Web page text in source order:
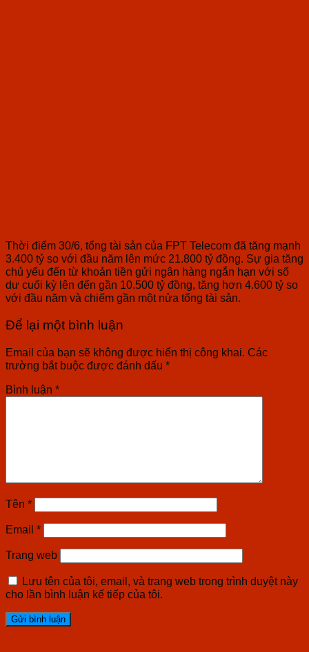
Thời điểm 30/6, tổng tài sản của FPT Telecom đã tăng mạnh
3.400 tỷ so với đầu năm lên mức 21.800 tỷ đồng. Sự gia tăng
chủ yếu đến từ khoản tiền gửi ngân hàng ngắn hạn với số
dư cuối kỳ lên đến gần 10.500 tỷ đồng, tăng hơn 4.600 tỷ so
với đầu năm và chiếm gần một nửa tổng tài sản.
Để lại một bình luận
Email của bạn sẽ không được hiển thị công khai. Các
trường bắt buộc được đánh dấu *
Bình luận *
Tên *
Email *
Trang web
Lưu tên của tôi, email, và trang web trong trình duyệt này
cho lần bình luận kế tiếp của tôi.